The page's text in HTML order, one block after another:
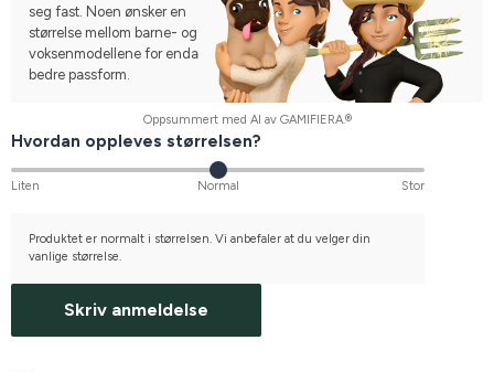
seg fast. Noen ønsker en
størrelse mellom barne- og
voksenmodellene for enda
bedre passform.
Oppsummert med AI av GAMIFIERA.®
Hvordan oppleves størrelsen?
Liten Normal Stor
Produktet er normalt i størrelsen. Vi anbefaler at du velger din
vanlige størrelse.
Skriv anmeldelse